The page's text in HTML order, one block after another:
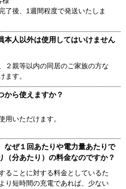
後、1週間程度で発送いたしま
本人以外は使用してはいけません
２親等以内の同居のご家族の方な
ます。
から使えますか？
用いただけます。
なぜ１回あたりや電力量あたりで
（分あたり）の料金なのですか？
ることに対する料金としているた
り短時間の充電であれば、少ない